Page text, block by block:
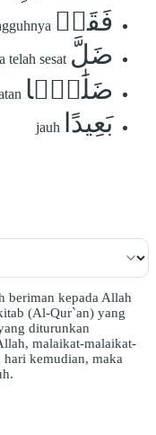
فَقَدۡ
ضَلَّ telah sesat
ضَلَٰلَۢا
بَعِيدًا jauh
beriman kepada Allah
(Al-Qur`an) yang
diturunkan
malaikat-malaikat-
kemudian, maka